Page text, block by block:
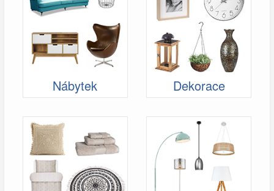
Nábytek Dekorace